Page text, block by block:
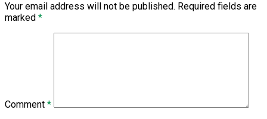
Your email address will not be published. Required fields are
marked *
Comment *